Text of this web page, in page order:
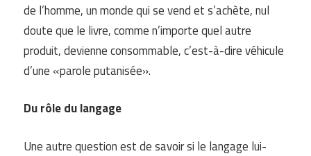
de l’homme, un monde qui se vend et s’achète, nul
doute que le livre, comme n’importe quel autre
produit, devienne consommable, c’est-à-dire véhicule
d’une «parole putanisée».
Du rôle du langage
Une autre question est de savoir si le langage lui-